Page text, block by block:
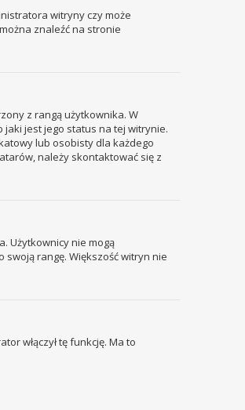
witryny czy może
znaleźć na stronie
z rangą użytkownika. W
jest jego status na tej witrynie.
lub osobisty dla każdego
należy skontaktować się z
Użytkownicy nie mogą
rangę. Większość witryn nie
włączył tę funkcję. Ma to